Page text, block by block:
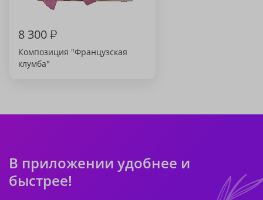
8 300₽
Композиция "Французская
клумба"
В приложении удобнее и
быстрее!